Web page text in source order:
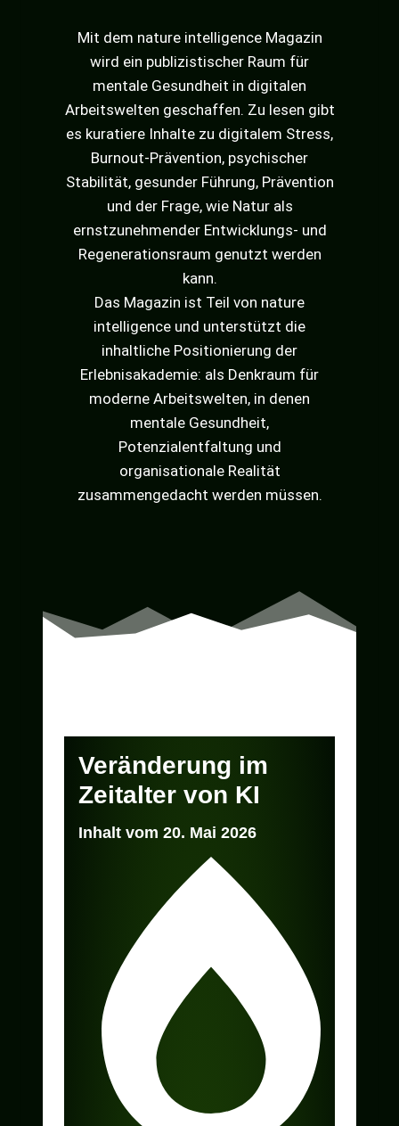
Mit dem nature intelligence Magazin
wird ein publizistischer Raum für
mentale Gesundheit in digitalen
Arbeitswelten geschaffen. Zu lesen gibt
es kuratiere Inhalte zu digitalem Stress,
Burnout-Prävention, psychischer
Stabilität, gesunder Führung, Prävention
und der Frage, wie Natur als
ernstzunehmender Entwicklungs- und
Regenerationsraum genutzt werden
kann.
Das Magazin ist Teil von nature
intelligence und unterstützt die
inhaltliche Positionierung der
Erlebnisakademie: als Denkraum für
moderne Arbeitswelten, in denen
mentale Gesundheit,
Potenzialentfaltung und
organisationale Realität
zusammengedacht werden müssen.
Veränderung im
Zeitalter von KI
Inhalt vom 20. Mai 2026